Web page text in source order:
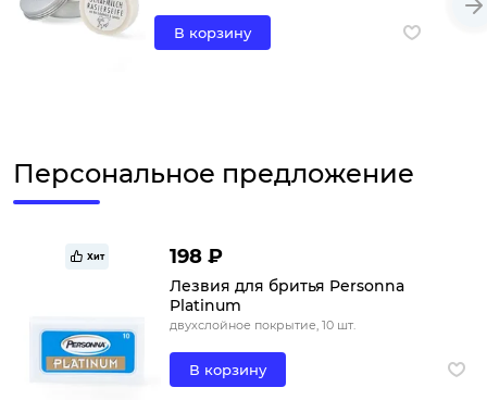
В корзину
Персональное предложение
Хит 198 ₽
Лезвия для бритья Personna
Platinum
двухслойное покрытие, 10 шт.
В корзину